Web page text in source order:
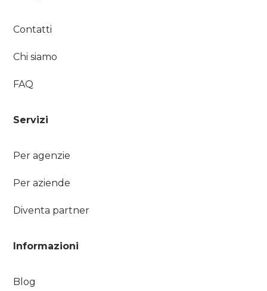
Contatti
Chi siamo
FAQ
Servizi
Per agenzie
Per aziende
Diventa partner
Informazioni
Blog